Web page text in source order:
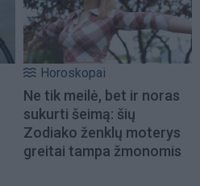
Horoskopai
Ne tik meilė, bet ir noras
sukurti šeimą: šių
Zodiako ženklų moterys
greitai tampa žmonomis